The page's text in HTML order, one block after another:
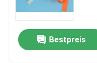
Bestpreis